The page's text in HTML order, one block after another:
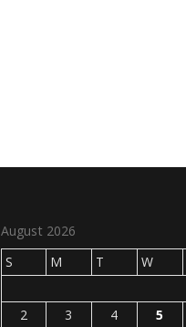
August 2026
S
M T W
2
3 4 5